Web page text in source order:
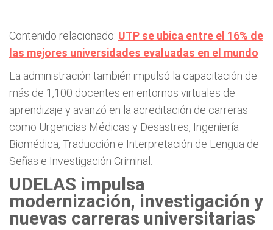
Contenido relacionado: UTP se ubica entre el 16% de
las mejores universidades evaluadas en el mundo
La administración también impulsó la capacitación de
más de 1,100 docentes en entornos virtuales de
aprendizaje y avanzó en la acreditación de carreras
como Urgencias Médicas y Desastres, Ingeniería
Biomédica, Traducción e Interpretación de Lengua de
Señas e Investigación Criminal.
UDELAS impulsa
modernización, investigación y
nuevas carreras universitarias